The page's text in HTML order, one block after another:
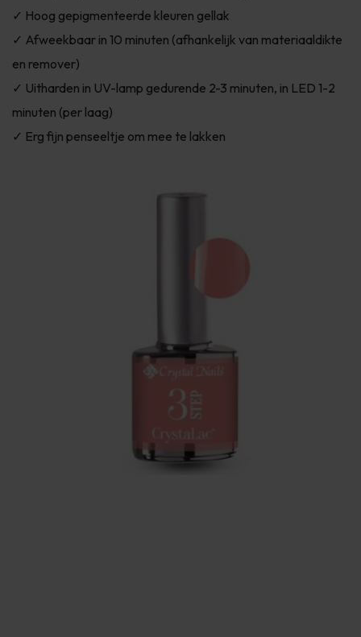
✓ Hoog gepigmenteerde kleuren gellak
✓ Afweekbaar in 10 minuten (afhankelijk van materiaaldikte
en remover)
✓ Uitharden in UV-lamp gedurende 2-3 minuten, in LED 1-2
minuten (per laag)
✓ Erg fijn penseeltje om mee te lakken